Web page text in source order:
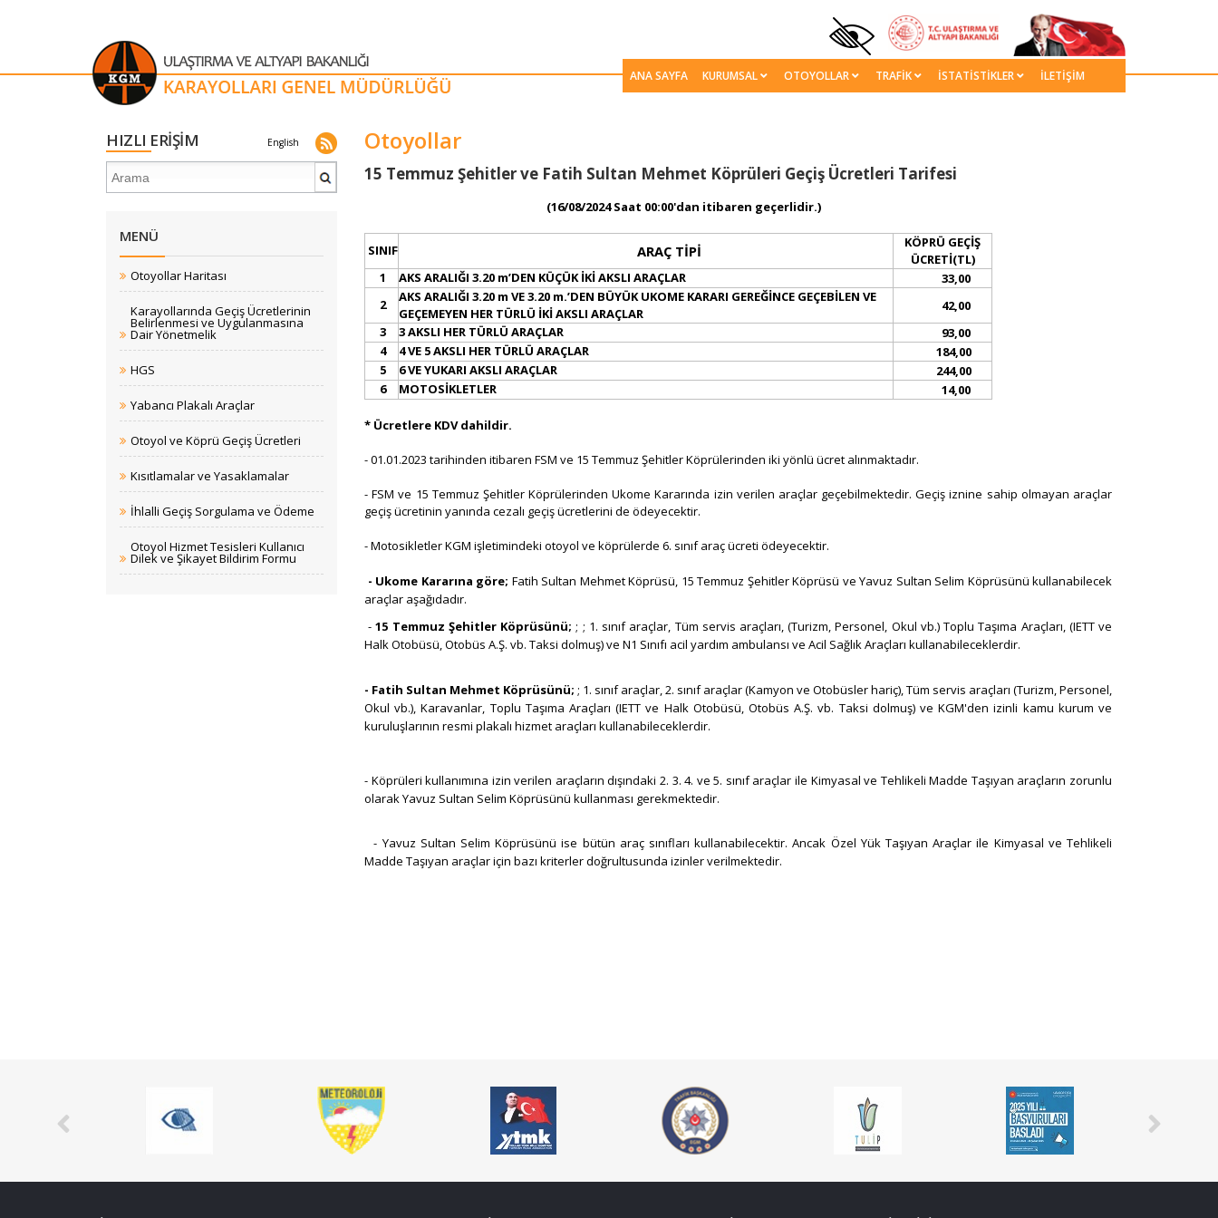
ANA SAYFA KURUMSAL OTOYOLLAR TRAFİK İSTATİSTİKLER İLETİŞİM
HIZLI ERİŞİM English
MENÜ
Otoyollar Haritası
Karayollarında Geçiş Ücretlerinin
Belirlenmesi ve Uygulanmasına
Dair Yönetmelik
HGS
Yabancı Plakalı Araçlar
Otoyol ve Köprü Geçiş Ücretleri
Kısıtlamalar ve Yasaklamalar
İhlalli Geçiş Sorgulama ve Ödeme
Otoyol Hizmet Tesisleri Kullanıcı
Dilek ve Şikayet Bildirim Formu
Otoyollar
​​​​​​​​​​​​​​​​​​​​​​​​15 Temmuz Şehitler ve Fatih Sultan Mehmet Köprüleri Geçiş Ücretleri Tarifesi
(16/08/2024 Saat 00:00'dan itibaren geçerlidir.)
SINIF ARAÇ TİPİ
KÖPRÜ GEÇİŞ
ÜCRETİ(TL)
1
AKS ARALIĞI 3.20 m’DEN KÜÇÜK İKİ AKSLI ARAÇLAR
33,00
2
AKS ARALIĞI 3.20 m VE 3.20 m.’DEN BÜYÜK UKOME KARARI GEREĞİNCE GEÇEBİLEN VE
GEÇEMEYEN HER TÜRLÜ İKİ AKSLI ARAÇLAR
42,00
3
3 AKSLI HER TÜRLÜ ARAÇLAR
93,00
4
4 VE 5 AKSLI HER TÜRLÜ ARAÇLAR
184,00
5
6 VE YUKARI AKSLI ARAÇLAR
244,00
6
MOTOSİKLETLER 14​​,00
* Ücretlere KDV dahildir.​
- 01.01.2023 tarihinden itibaren FSM ve 15 Temmuz Şehitler Köprülerinden iki yönlü ücret alınmaktadır.
- FSM ve 15 Temmuz Şehitler Köprülerinden Ukome Kararında izin verilen araçlar geçebilmektedir. Geçiş iznine sahip olmayan araçlar
geçiş ücretinin yanında cezalı geçiş ücretlerini de ödeyecektir. ​
- Motosikletler KGM işletimindeki otoyol ve köprülerde 6. sınıf araç ücreti ödeyecektir. ​​
- Ukome Kararına göre; Fatih Sultan Mehmet Köprüsü, 15 Temmuz Şehitler Köprüsü ve Yavuz Sultan Selim Köprüsünü kullanabilecek
araçlar aşağıdadır.
-15 Temmuz Şehitler Köprüsünü; ; ; 1. sınıf araçlar, Tüm servis araçları, (Turizm, Personel, Okul vb.) Toplu Taşıma Araçları, (IETT ve
Halk Otobüsü, Otobüs A.Ş. vb. Taksi dolmuş) ve N1 Sınıfı acil yardım ambulansı ve Acil Sağlık Araçları kullanabileceklerdir.
- Fatih Sultan Mehmet Köprüsünü; ; 1. sınıf araçlar, 2. sınıf araçlar (Kamyon ve Otobüsler hariç), Tüm servis araçları (Turizm, Personel,
Okul vb.), Karavanlar, Toplu Taşıma Araçları (IETT ve Halk Otobüsü, Otobüs A.Ş. vb. Taksi dolmuş) ve KGM'den izinli kamu kurum ve
kuruluşlarının resmi plakalı hizmet araçları kullanabileceklerdir.
- Köprüleri kullanımına izin verilen araçların dışındaki 2. 3. 4. ve 5. sınıf araçlar ile Kimyasal ve Tehlikeli Madde Taşıyan araçların zorunlu
olarak Yavuz Sultan Selim Köprüsünü kullanması gerekmektedir.​
- Yavuz Sultan Selim Köprüsünü ise bütün araç sınıfları kullanabilecektir. Ancak Özel Yük Taşıyan Araçlar ile Kimyasal ve ​Tehlikeli
Madde Taşıyan araçlar için bazı kriterler doğrultusunda izinler verilmektedir.